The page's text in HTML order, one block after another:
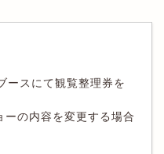
ースにて観覧整理券を
の内容を変更する場合